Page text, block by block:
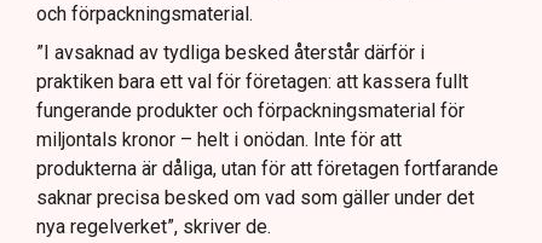
och förpackningsmaterial.
”I avsaknad av tydliga besked återstår därför i
praktiken bara ett val för företagen: att kassera fullt
fungerande produkter och förpackningsmaterial för
miljontals kronor – helt i onödan. Inte för att
produkterna är dåliga, utan för att företagen fortfarande
saknar precisa besked om vad som gäller under det
nya regelverket”, skriver de.